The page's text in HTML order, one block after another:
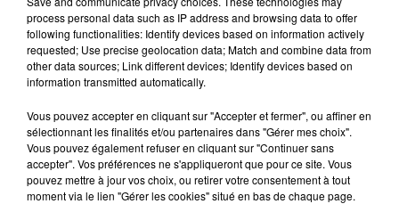
100%
100% radio les infos du Pays Catalan
7 juin 2023 - 3 min 44 sec
LES INFOS DU PAYS CATALAN DU 07/06/2023
À 17H01
process personal data such as IP address and browsing data to offer
following functionalities: Identify devices based on information actively
requested; Use precise geolocation data; Match and combine data from
other data sources; Link different devices; Identify devices based on
information transmitted automatically.
Vous pouvez accepter en cliquant sur "Accepter et fermer", ou affiner en
sélectionnant les finalités et/ou partenaires dans "Gérer mes choix".
Vous pouvez également refuser en cliquant sur "Continuer sans
accepter". Vos préférences ne s'appliqueront que pour ce site. Vous
pouvez mettre à jour vos choix, ou retirer votre consentement à tout
moment via le lien "Gérer les cookies" situé en bas de chaque page.